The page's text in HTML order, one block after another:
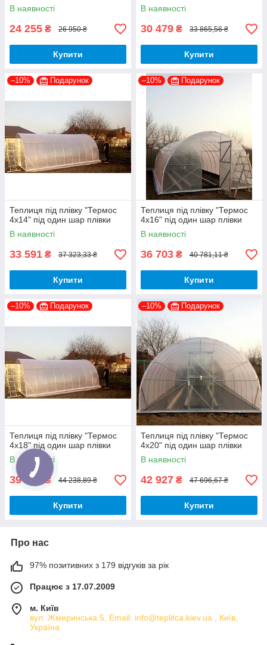
В наявності
24 255 ₴ 26 950 ₴
Купити
В наявності
30 479 ₴ 33 865,56 ₴
Купити
–10% Подарунок
Теплиця під плівку "Термос
4х14" під один шар плівки
В наявності
33 591 ₴ 37 323,33 ₴
Купити
–10% Подарунок
Теплиця під плівку "Термос
4х16" під один шар плівки
В наявності
36 703 ₴ 40 781,11 ₴
Купити
–10% Подарунок
Теплиця під плівку "Термос
4х18" під один шар плівки
В наявності
39 815 ₴ 44 238,89 ₴
Купити
–10% Подарунок
Теплиця під плівку "Термос
4х20" під один шар плівки
В наявності
42 927 ₴ 47 696,67 ₴
Купити
Про нас
97% позитивних з 179 відгуків за рік
Працює з 17.07.2009
м. Київ
вул. Жмеринська 5, Email: info@teplitca.kiev.ua , Київ,
Україна